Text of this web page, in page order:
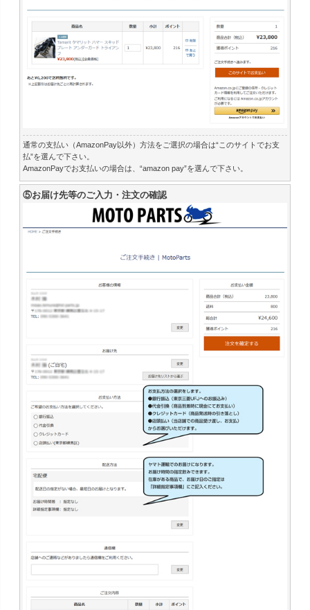
通常の支払い（AmazonPay以外）方法をご選択の場合は“このサイトでお支
払”を選んで下さい。
AmazonPayでお支払いの場合は、“amazon pay”を選んで下さい。
⑤お届け先等のご入力・注文の確認